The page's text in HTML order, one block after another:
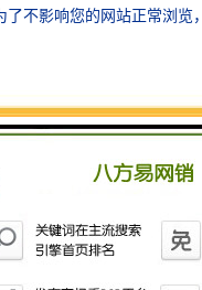
贸易中转基地，其
走出去开拓国/际市